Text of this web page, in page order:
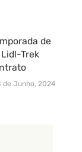
de
Trek
de Junho, 2024